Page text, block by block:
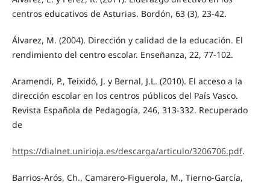
centros educativos de Asturias. Bordón, 63 (3), 23-42.
Álvarez, M. (2004). Dirección y calidad de la educación. El
rendimiento del centro escolar. Enseñanza, 22, 77-102.
Aramendi, P., Teixidó, J. y Bernal, J.L. (2010). El acceso a la
dirección escolar en los centros públicos del País Vasco.
Revista Española de Pedagogía, 246, 313-332. Recuperado
de
https://dialnet.unirioja.es/descarga/articulo/3206706.pdf.
Barrios-Arós, Ch., Camarero-Figuerola, M., Tierno-García,